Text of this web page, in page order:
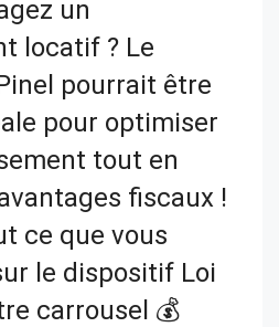
un
locatif ? Le
pourrait être
pour optimiser
tout en
fiscaux !
ce que vous
le dispositif Loi
carrousel ​💰